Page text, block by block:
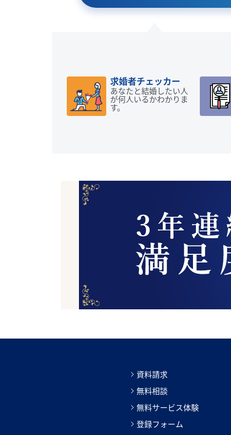
求婚者チェッカー
あなたと結婚したい人
が何人いるかわかりま
す。
資料請求
無料相談
無料サービス体験
登録フォーム